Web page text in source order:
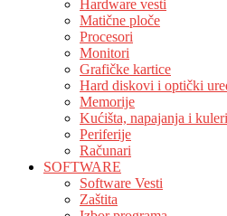
Hardware vesti
Matične ploče
Procesori
Monitori
Grafičke kartice
Hard diskovi i optički
Memorije
Kućišta, napajanja i kuleri
Periferije
Računari
SOFTWARE
Software Vesti
Zaštita